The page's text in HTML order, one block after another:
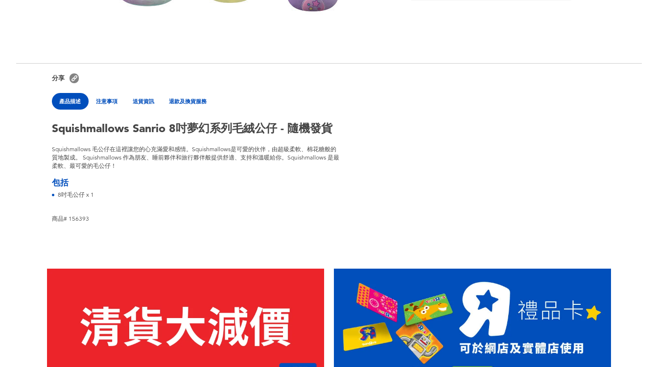
分享
產品描述 注意事項 送貨資訊 退款及換貨服務
Squishmallows Sanrio 8吋夢幻系列毛絨公仔 - 隨機發貨
Squishmallows 毛公仔在這裡讓您的心充滿愛和感情。Squishmallows是可愛的伙伴，由超級柔軟、棉花糖般的
質地製成。 Squishmallows 作為朋友、睡前夥伴和旅行夥伴般提供舒適、支持和溫暖給你。Squishmallows 是最
柔軟、最可愛的毛公仔！
包括
8吋毛公仔 x 1
商品# 156393